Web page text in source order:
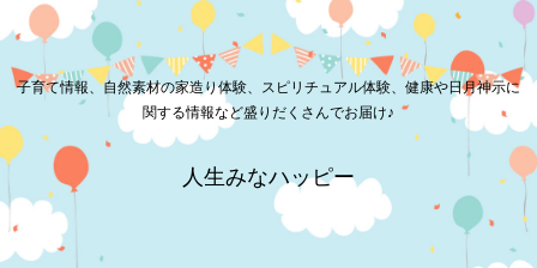
子育て情報、自然素材の家造り体験、スピリチュアル体験、健康や日月神示に
関する情報など盛りだくさんでお届け♪
人生みなハッピー